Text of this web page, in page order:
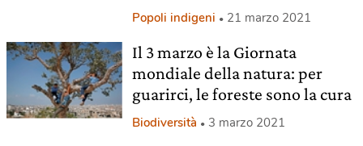
Popoli indigeni 21 marzo 2021
Il 3 marzo è la Giornata
mondiale della natura: per
guarirci, le foreste sono la cura
Biodiversità 3 marzo 2021